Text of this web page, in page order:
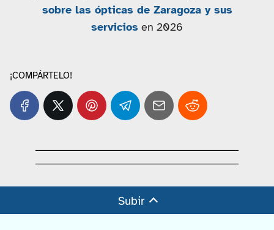
sobre las ópticas de Zaragoza y sus
servicios en 2026
¡COMPÁRTELO!
Subir